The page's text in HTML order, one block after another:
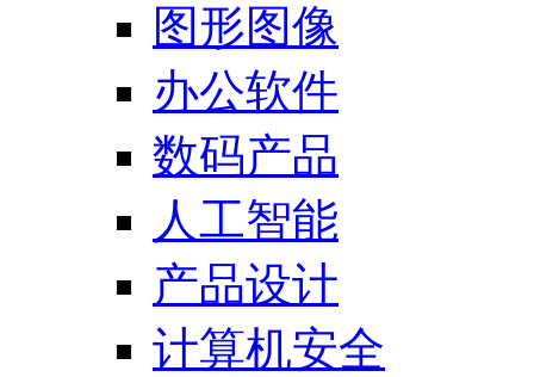
图形图像
办公软件
数码产品
人工智能
产品设计
计算机安全